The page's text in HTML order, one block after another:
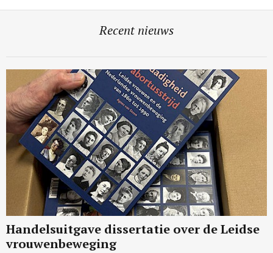
Recent nieuws
Handelsuitgave dissertatie over de Leidse
vrouwenbeweging